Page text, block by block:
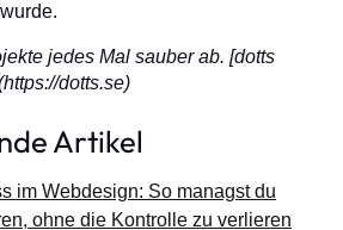
jedes Mal sauber ab. [dotts
dotts.se)
Artikel
im Webdesign: So managst du
ohne die Kontrolle zu verlieren